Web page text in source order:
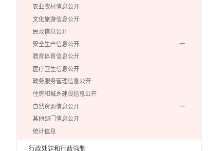
农业农村信息公开
文化旅游信息公开
民政信息公开
安全生产信息公开
教育体育信息公开
医疗卫生信息公开
政务服务管理信息公开
住房和城乡建设信息公开
自然资源信息公开
其他部门信息公开
统计信息
行政处罚和行政强制